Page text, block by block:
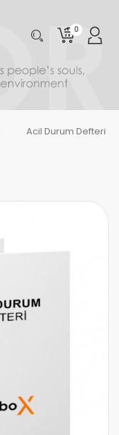
0
Acil Durum Defteri